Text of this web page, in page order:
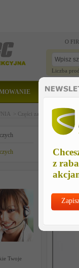
z
O
Liczba
> Części zamienne do
Twoje
KOŁO